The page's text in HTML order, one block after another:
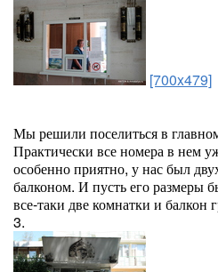
[700x479]
Мы решили поселиться в
Практически все номера в нем
особенно приятно, у нас был
балконом. И пусть его размеры
все-таки две комнатки и балкон
3.